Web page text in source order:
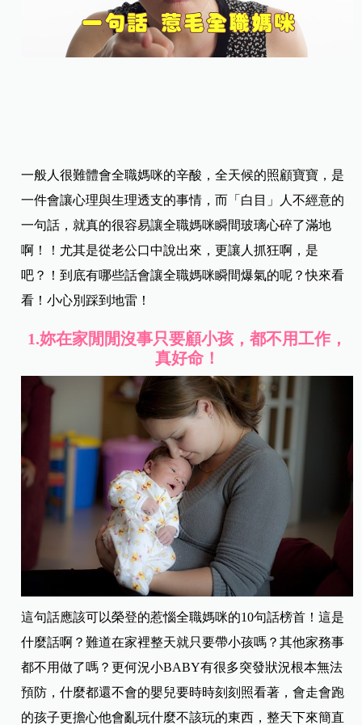
一般人很難體會全職媽咪的辛酸，全天候的照顧寶寶，是
一件會讓心理與生理透支的事情，而「白目」人不經意的
一句話，就真的很容易讓全職媽咪瞬間玻璃心碎了滿地
啊！！尤其是從老公口中說出來，更讓人抓狂啊，是
吧？！到底有哪些話會讓全職媽咪瞬間爆氣的呢？快來看
看！小心別踩到地雷！
1.妳在家閒閒沒事只要顧小孩，都不用工作，
真好命！
這句話應該可以榮登的惹惱全職媽咪的10句話榜首！這是
什麼話啊？難道在家裡整天就只要帶小孩嗎？其他家務事
都不用做了嗎？更何況小BABY有很多突發狀況根本無法
預防，什麼都還不會的嬰兒要時時刻刻照看著，會走會跑
的孩子更擔心他會亂玩什麼不該玩的東西，整天下來簡直